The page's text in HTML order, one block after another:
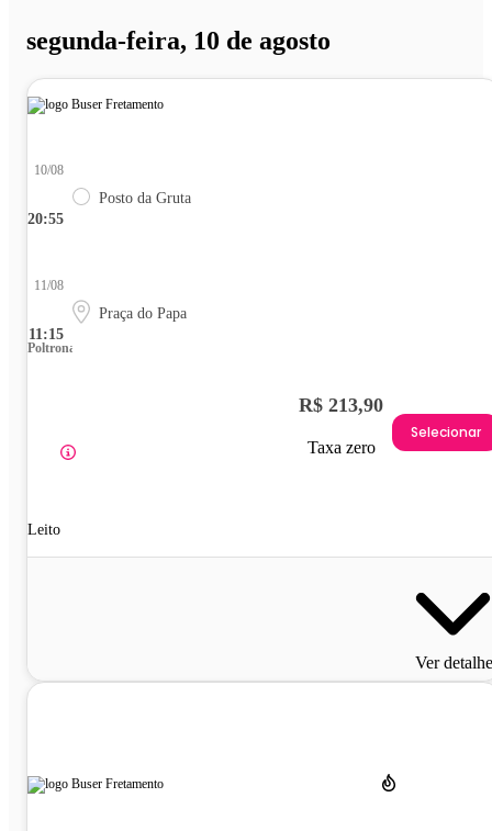
segunda-feira, 10 de agosto
20:55
10/08
Posto da Gruta
11:15
11/08
Praça do Papa
Poltrona
Leito
R$ 213,90
Taxa zero
Selecionar
Ver